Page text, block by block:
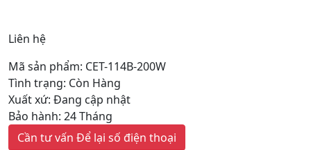
Liên hệ
Mã sản phẩm: CET-114B-200W
Tình trạng: Còn Hàng
Xuất xứ: Đang cập nhật
Bảo hành: 24 Tháng
Cần tư vấn Để lại số điện thoại